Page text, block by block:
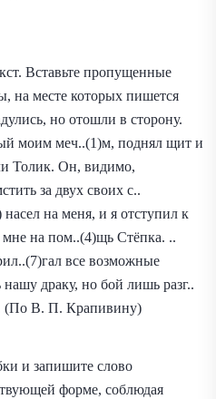
Вставьте пропущенные
на месте которых пишется
но отошли в сторону.
моим меч..(1)м, поднял щит и
Толик. Он, видимо,
за двух своих с..
на меня, и я отступил к
на пом..(4)щь Стёпка. ..
все возможные
драку, но бой лишь разг..
(По В. П. Крапивину)
и запишите слово
форме, соблюдая